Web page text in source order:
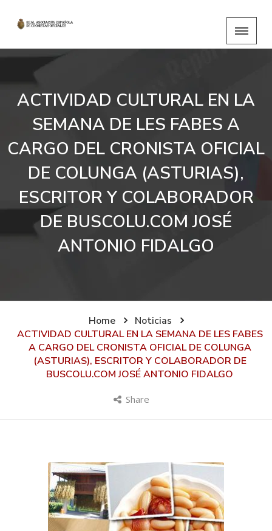
ACTIVIDAD CULTURAL EN LA
SEMANA DE LES FABES A
CARGO DEL CRONISTA OFICIAL
DE COLUNGA (ASTURIAS),
ESCRITOR Y COLABORADOR
DE BUSCOLU.COM JOSÉ
ANTONIO FIDALGO
Home
Noticias
ACTIVIDAD CULTURAL EN LA SEMANA DE LES FABES
A CARGO DEL CRONISTA OFICIAL DE COLUNGA
(ASTURIAS), ESCRITOR Y COLABORADOR DE
BUSCOLU.COM JOSÉ ANTONIO FIDALGO
Share